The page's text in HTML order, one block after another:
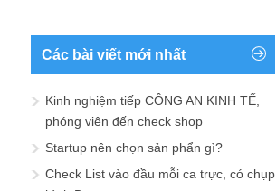
Các bài viết mới nhất
Kinh nghiệm tiếp CÔNG AN KINH TẾ,
phóng viên đến check shop
Startup nên chọn sản phẩn gì?
Check List vào đầu mỗi ca trực, có chụp